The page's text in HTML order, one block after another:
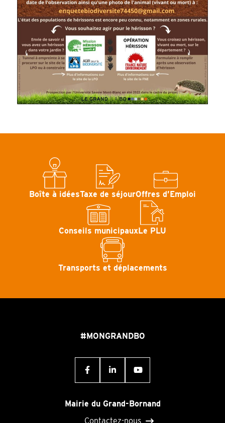
Boîte à idéesTaxe de séjourOffres d’Emploi
Conseils municipauxLe PLU
Transports et déplacements
#MONGRANDBO
Mairie du Grand-Bornand
Contactez-nous